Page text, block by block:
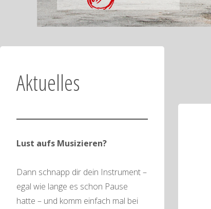
Aktuelles
Lust aufs Musizieren?
Dann schnapp dir dein Instrument –
egal wie lange es schon Pause
hatte – und komm einfach mal bei